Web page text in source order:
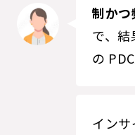
制かつ
で、
の
インサ